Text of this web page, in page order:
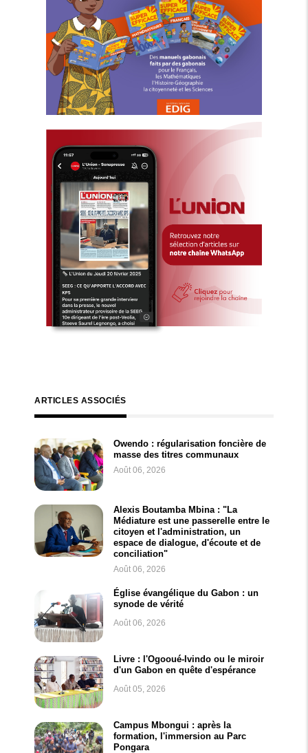
ARTICLES ASSOCIÉS
Owendo : régularisation foncière de
masse des titres communaux
Août 06, 2026
Alexis Boutamba Mbina : "La
Médiature est une passerelle entre le
citoyen et l'administration, un
espace de dialogue, d'écoute et de
conciliation"
Août 06, 2026
Église évangélique du Gabon : un
synode de vérité
Août 06, 2026
Livre : l'Ogooué-Ivindo ou le miroir
d'un Gabon en quête d'espérance
Août 05, 2026
Campus Mbongui : après la
formation, l'immersion au Parc
Pongara